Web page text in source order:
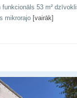
funkcionāls 53 m²
mikrorajo [vairāk]